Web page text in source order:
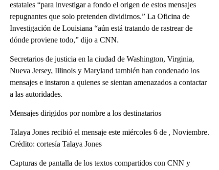
estatales “para investigar a fondo el origen de estos mensajes
repugnantes que solo pretenden dividirnos.” La Oficina de
Investigación de Louisiana “aún está tratando de rastrear de
dónde proviene todo,” dijo a CNN.
Secretarios de justicia en la ciudad de Washington, Virginia,
Nueva Jersey, Illinois y Maryland también han condenado los
mensajes e instaron a quienes se sientan amenazados a contactar
a las autoridades.
Mensajes dirigidos por nombre a los destinatarios
Talaya Jones recibió el mensaje este miércoles 6 de , Noviembre.
Crédito: cortesía Talaya Jones
Capturas de pantalla de los textos compartidos con CNN y